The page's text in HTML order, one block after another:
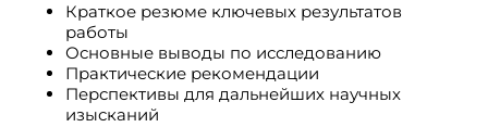
Краткое резюме ключевых результатов
работы
Основные выводы по исследованию
Практические рекомендации
Перспективы для дальнейших научных
изысканий